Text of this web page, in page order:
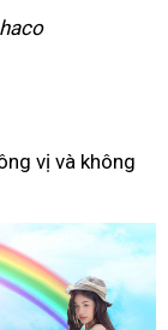
vị và không